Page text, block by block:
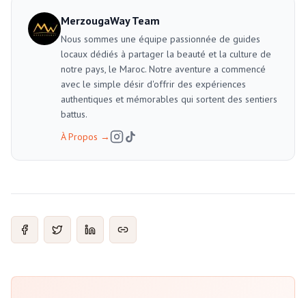
MerzougaWay Team
Nous sommes une équipe passionnée de guides
locaux dédiés à partager la beauté et la culture de
notre pays, le Maroc. Notre aventure a commencé
avec le simple désir d'offrir des expériences
authentiques et mémorables qui sortent des sentiers
battus.
À Propos →